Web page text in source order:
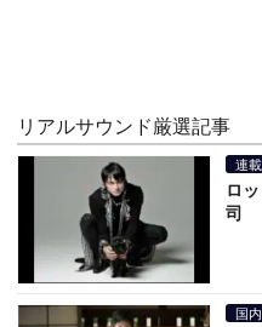
リアルサウンド厳選記事
連載
ロ
司
国